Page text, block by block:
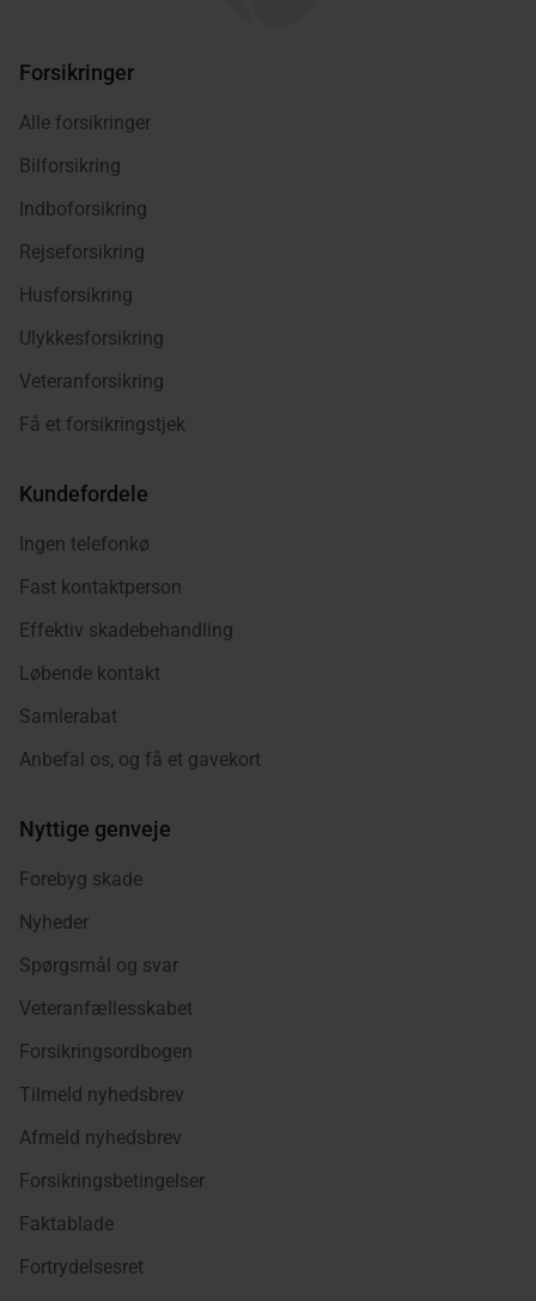
Forsikringer
Alle forsikringer
Bilforsikring
Indboforsikring
Rejseforsikring
Husforsikring
Ulykkesforsikring
Veteranforsikring
Få et forsikringstjek
Kundefordele
Ingen telefonkø
Fast kontaktperson
Effektiv skadebehandling
Løbende kontakt
Samlerabat
Anbefal os, og få et gavekort
Nyttige genveje
Forebyg skade
Nyheder
Spørgsmål og svar
Veteranfællesskabet
Forsikringsordbogen
Tilmeld nyhedsbrev
Afmeld nyhedsbrev
Forsikringsbetingelser
Faktablade
Fortrydelsesret